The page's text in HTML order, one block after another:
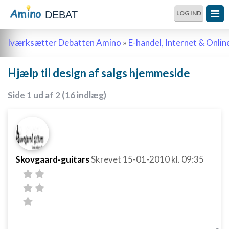
DEBAT LOG IND
Iværksætter Debatten Amino » E-handel, Internet &
Hjælp til design af salgs hjemmeside
Side 1 ud af 2 (16 indlæg)
Skovgaard-guitarsSkrevet 15-01-2010kl. 09:35